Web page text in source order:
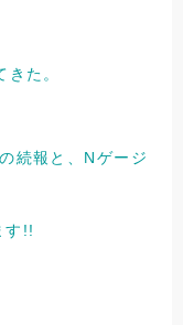
た。
続報と、Nゲージ
す!!